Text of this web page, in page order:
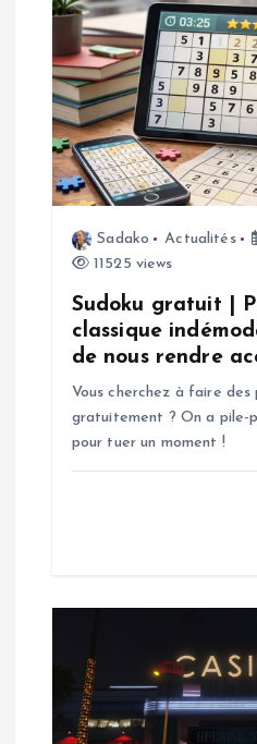
o
n
d
c
Sadako Actualités
11525 views
Sudoku gratuit |
classique
de nous rendre
Vous cherchez à faire des
gratuitement ? On a pile-
pour tuer un moment !